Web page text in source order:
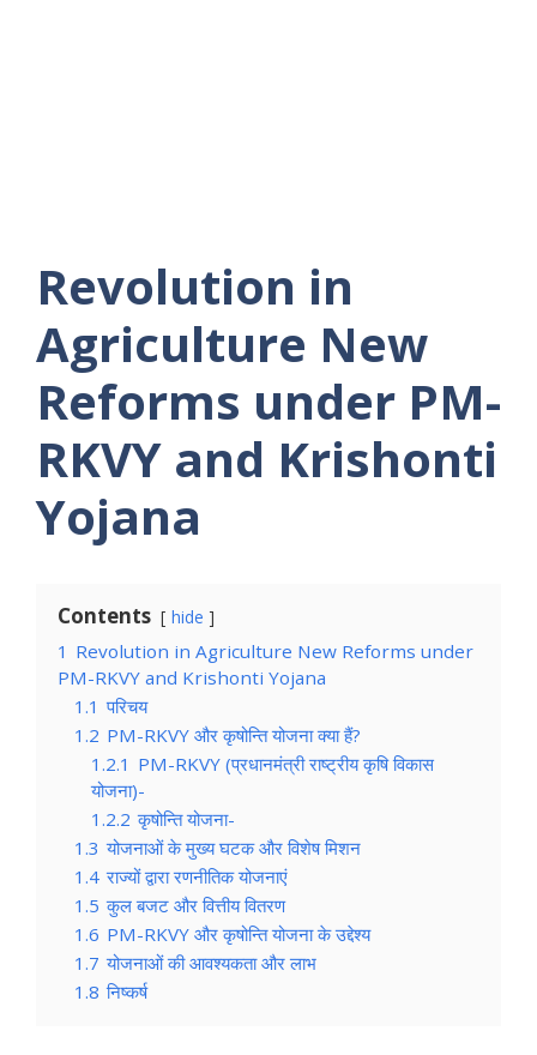
Revolution in
Agriculture New
Reforms under PM-
RKVY and Krishonti
Yojana
Contents hide
1 Revolution in Agriculture New Reforms under
PM-RKVY and Krishonti Yojana
1.1 परिचय
1.2 PM-RKVY और कृषोन्ति योजना क्या हैं?
1.2.1 PM-RKVY (प्रधानमंत्री राष्ट्रीय कृषि विकास
योजना)-
1.2.2 कृषोन्ति योजना-
1.3 योजनाओं के मुख्य घटक और विशेष मिशन
1.4 राज्यों द्वारा रणनीतिक योजनाएं
1.5 कुल बजट और वित्तीय वितरण
1.6 PM-RKVY और कृषोन्ति योजना के उद्देश्य
1.7 योजनाओं की आवश्यकता और लाभ
1.8 निष्कर्ष